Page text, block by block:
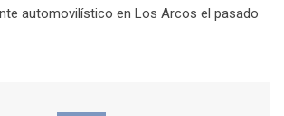
automovilístico en Los Arcos el pasado